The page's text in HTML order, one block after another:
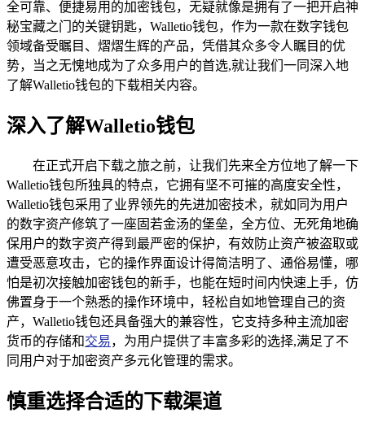
全可靠、便捷易用的加密钱包，无疑就像是拥有了一把开启神
秘宝藏之门的关键钥匙，Walletio钱包，作为一款在数字钱包
领域备受瞩目、熠熠生辉的产品，凭借其众多令人瞩目的优
势，当之无愧地成为了众多用户的首选,就让我们一同深入地
了解Walletio钱包的下载相关内容。
深入了解Walletio钱包
在正式开启下载之旅之前，让我们先来全方位地了解一下
Walletio钱包所独具的特点，它拥有坚不可摧的高度安全性，
Walletio钱包采用了业界领先的先进加密技术，就如同为用户
的数字资产修筑了一座固若金汤的堡垒，全方位、无死角地确
保用户的数字资产得到最严密的保护，有效防止资产被盗取或
遭受恶意攻击，它的操作界面设计得简洁明了、通俗易懂，哪
怕是初次接触加密钱包的新手，也能在短时间内快速上手，仿
佛置身于一个熟悉的操作环境中，轻松自如地管理自己的资
产，Walletio钱包还具备强大的兼容性，它支持多种主流加密
货币的存储和交易，为用户提供了丰富多彩的选择,满足了不
同用户对于加密资产多元化管理的需求。
慎重选择合适的下载渠道